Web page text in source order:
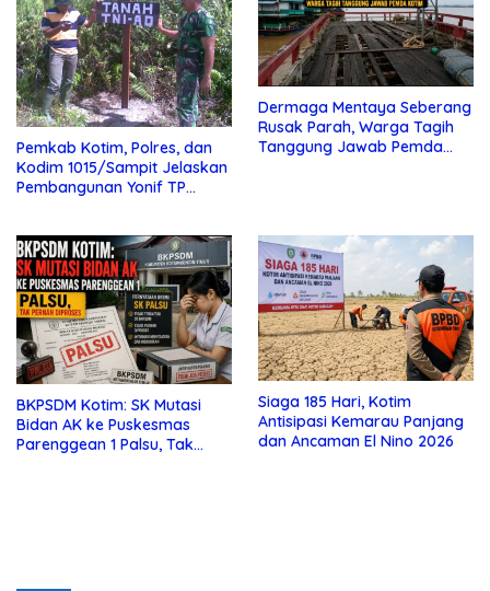
Pemkab Kotim, Polres, dan
Kodim 1015/Sampit Jelaskan
Pembangunan Yonif TP
Dermaga Mentaya Seberang
Rusak Parah, Warga Tagih
Tanggung Jawab Pemda
BKPSDM Kotim: SK Mutasi
Bidan AK ke Puskesmas
Parenggean 1 Palsu, Tak
Siaga 185 Hari, Kotim
Antisipasi Kemarau Panjang
dan Ancaman El Nino 2026